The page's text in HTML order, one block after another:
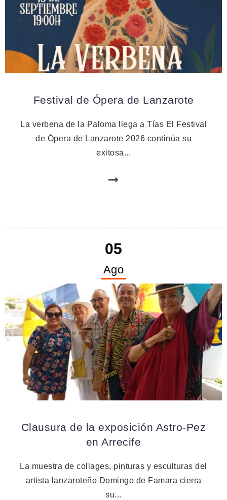
Festival de Ópera de Lanzarote
La verbena de la Paloma llega a Tías El Festival
de Ópera de Lanzarote 2026 continúa su
exitosa...
05
Ago
Clausura de la exposición Astro-Pez
en Arrecife
La muestra de collages, pinturas y esculturas del
artista lanzaroteño Domingo de Famara cierra
su...